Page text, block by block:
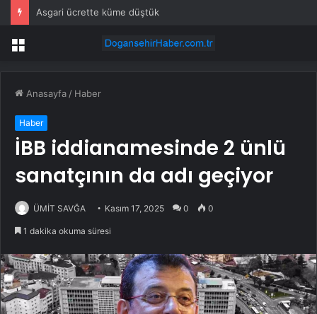
Asgari ücrette küme düştük
Menü
Anasayfa / Haber
Haber
İBB iddianamesinde 2 ünlü
sanatçının da adı geçiyor
ÜMİT SAVĞA Kasım 17, 2025 0 0
1 dakika okuma süresi